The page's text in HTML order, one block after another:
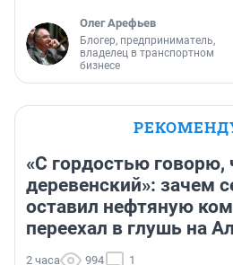
Олег Арефьев
Блогер, предприниматель,
владелец в транспортном
бизнесе
«С гордостью говорю,
деревенский»: зачем
оставил нефтяную
переехал в глушь на
2 часа 994 1